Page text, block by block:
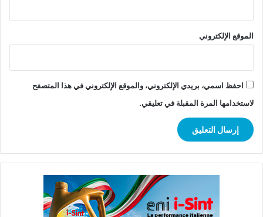
الموقع الإلكتروني
احفظ اسمي، بريدي الإلكتروني، والموقع الإلكتروني في هذا المتصفح
لاستخدامها المرة المقبلة في تعليقي.